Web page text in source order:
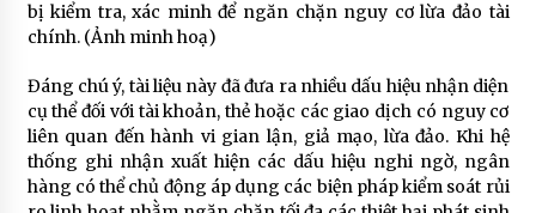
bị kiểm tra, xác minh để ngăn chặn nguy cơ lừa đảo tài
chính. (Ảnh minh hoạ)
Đáng chú ý, tài liệu này đã đưa ra nhiều dấu hiệu nhận diện
cụ thể đối với tài khoản, thẻ hoặc các giao dịch có nguy cơ
liên quan đến hành vi gian lận, giả mạo, lừa đảo. Khi hệ
thống ghi nhận xuất hiện các dấu hiệu nghi ngờ, ngân
hàng có thể chủ động áp dụng các biện pháp kiểm soát rủi